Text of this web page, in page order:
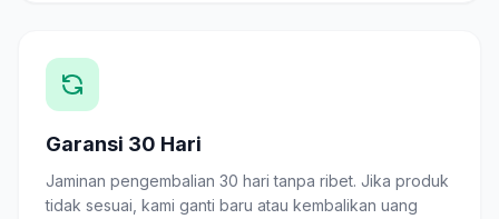
Garansi 30 Hari
Jaminan pengembalian 30 hari tanpa ribet. Jika produk
tidak sesuai, kami ganti baru atau kembalikan uang